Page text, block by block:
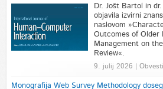
Dr. Jošt Bartol in
objavila izvirni
naslovom
Outcomes of Older
Management on
Review«.
9. julij 2026 |
Monografija Web Survey Methodology